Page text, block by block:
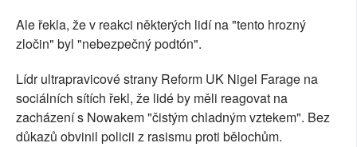
Ale řekla, že v reakci některých lidí na "tento hrozný
zločin" byl "nebezpečný podtón".
Lídr ultrapravicové strany Reform UK Nigel Farage na
sociálních sítích řekl, že lidé by měli reagovat na
zacházení s Nowakem "čistým chladným vztekem". Bez
důkazů obvinil policii z rasismu proti bělochům.